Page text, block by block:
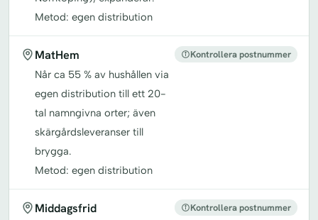
Metod: egen distribution
MatHem
Når ca 55 % av hushållen via
egen distribution till ett 20-
tal namngivna orter; även
skärgårdsleveranser till
brygga.
Metod: egen distribution
Kontrollera postnummer
Middagsfrid Kontrollera postnummer